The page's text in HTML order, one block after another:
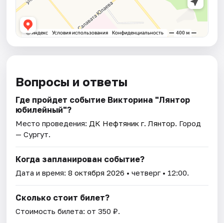
Вопросы и ответы
Где пройдет событие Викторина "Лянтор
юбилейный"?
Место проведения: ДК Нефтяник г. Лянтор. Город
— Сургут.
Когда запланирован событие?
Дата и время:8 октября 2026 • четверг • 12:00.
Сколько стоит билет?
Стоимость билета: от 350 ₽.